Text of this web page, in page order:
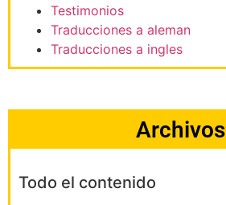
Testimonios
Traducciones a aleman
Traducciones a ingles
Archivos
Todo el contenido